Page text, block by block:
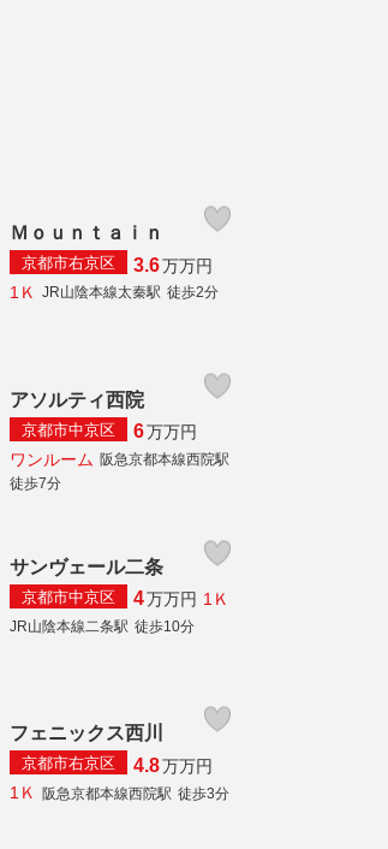
Ｍｏｕｎｔａｉｎ
京都市右京区 3.6万万円
1Ｋ
JR山陰本線太秦駅 徒歩2分
アソルティ西院
京都市中京区 6万万円
ワンルーム 阪急京都本線西院駅
徒歩7分
サンヴェール二条
京都市中京区 4万万円 1Ｋ
JR山陰本線二条駅 徒歩10分
フェニックス西川
京都市右京区 4.8万万円
1Ｋ
阪急京都本線西院駅 徒歩3分